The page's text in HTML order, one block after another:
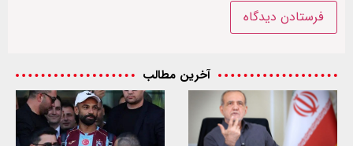
آخرین مطالب